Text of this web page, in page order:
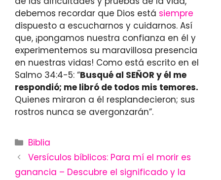
debemos recordar que Dios está siempre
dispuesto a escucharnos y cuidarnos. Así
que, ¡pongamos nuestra confianza en él y
experimentemos su maravillosa presencia
en nuestras vidas! Como está escrito en el
Salmo 34:4-5: “Busqué al SEÑOR y él me
respondió; me libró de todos mis temores.
Quienes miraron a él resplandecieron; sus
rostros nunca se avergonzarán”.
Categories
Biblia
Versículos bíblicos: Para mí el morir es
ganancia – Descubre el significado y la